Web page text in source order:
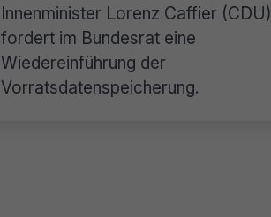
Innenminister Lorenz Caffier (CDU)
fordert im Bundesrat eine
Wiedereinführung der
Vorratsdatenspeicherung.